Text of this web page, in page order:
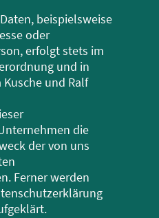
beispielsweise
oder
erfolgt stets im
und in
und Ralf
die
der von uns
Ferner werden